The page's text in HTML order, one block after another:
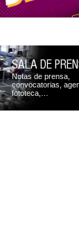
SALA DE
Notas de prensa,
convocatorias,
fototeca,…